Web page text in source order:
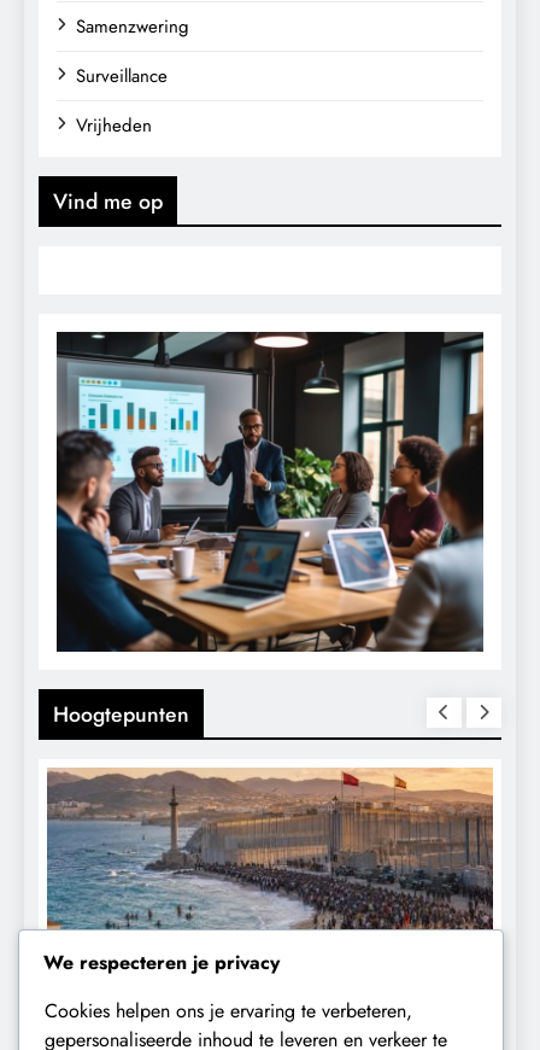
Samenzwering
Surveillance
Vrijheden
Vind me op
Hoogtepunten
CONTROLE GEOPOLITIEK
We respecteren je privacy
Cookies helpen ons je ervaring te verbeteren,
gepersonaliseerde inhoud te leveren en verkeer te